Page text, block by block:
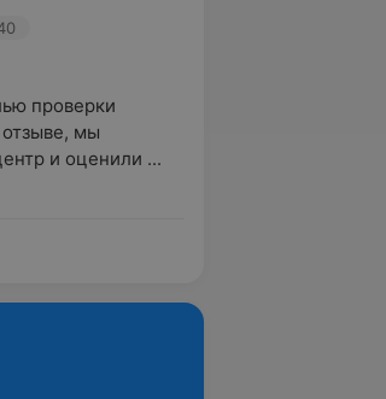
проверки
мы
и оценили ...